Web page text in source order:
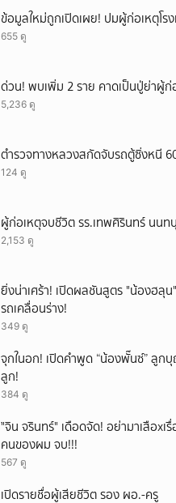
ข้อมูลใหม่ถูกเปิดเผย! ปมผู้ก่อเหตุโ
655 ดู
ด่วน! พบเพิ่ม 2 ราย คาดเป็นปู่ย่าผู้ก่
5,236 ดู
ตำรวจทางหลวงสกัดจับรถตู้ซิ่งหนี
124 ดู
ผู้ก่อเหตุจบชีวิต รร.เทพศิรินทร์ นนท
2,153 ดู
ยิ่งน่าเศร้า! เปิดผลชันสูตร "น้องฮลุน
รถเคลื่อนร่าง!
349 ดู
จุกในอก! เปิดคำพูด “น้องพั๊นซ์” ลูก
ลูก!
384 ดู
"จิน จรินทร์" เดือดจัด! อย่ามาเสือx
คนของผม จบ!!!
567 ดู
เปิดรายชื่อผู้เสียชีวิต รอง ผอ.-ครู